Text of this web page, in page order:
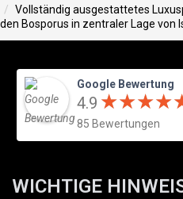
Vollständig ausgestattetes
den Bosporus in zentraler Lage von
Google Bewertung
4.9 ★★★★
★★★★
85 Bewertungen
WICHTIGE